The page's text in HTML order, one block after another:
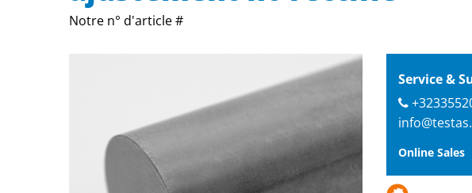
Notre n° d'article #
Service &
Online Sales